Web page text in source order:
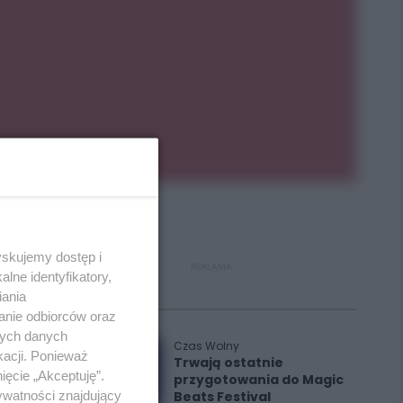
Polecane
Czas Wolny
Trwają ostatnie
przygotowania do Magic
Beats Festival
dostęp i
identyfikatory,
odbiorców oraz
danych
Ponieważ
„Akceptuję”.
znajdujący